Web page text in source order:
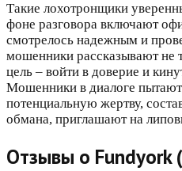
Такие лохотронщики
фоне разговора включают
смотрелось надежным и
мошенники рассказывают не
цель – войти в доверие и
Мошенники в диалоге
потенциальную жертву,
обмана, приглашают на
Отзывы о Fundyork